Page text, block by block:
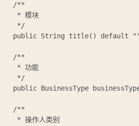
/**
* 模块
*/
public String title() default
/**
* 功能
*/
public BusinessType
/**
* 操作人类别